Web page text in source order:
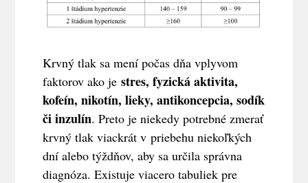
Krvný tlak sa mení počas dňa vplyvom
faktorov ako jestres, fyzická aktivita,
kofeín, nikotín, lieky, antikoncepcia, sodík
či inzulín. Preto je niekedy potrebné zmerať
krvný tlak viackrát v priebehu niekoľkých
dní alebo týždňov, aby sa určila správna
diagnóza. Existuje viacero tabuliek pre